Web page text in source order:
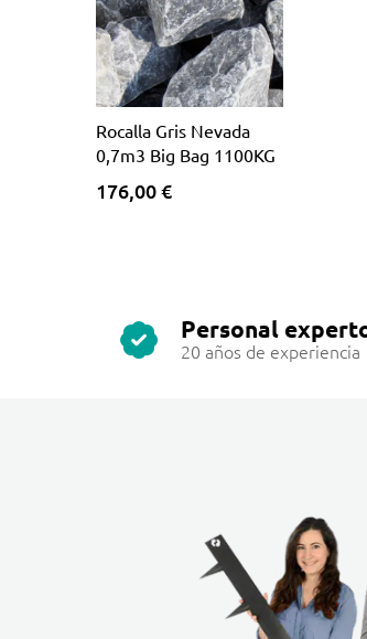
Rocalla Gris Nevada
0,7m3 Big Bag 1100KG
176,00 €
Personal
20 años de experiencia